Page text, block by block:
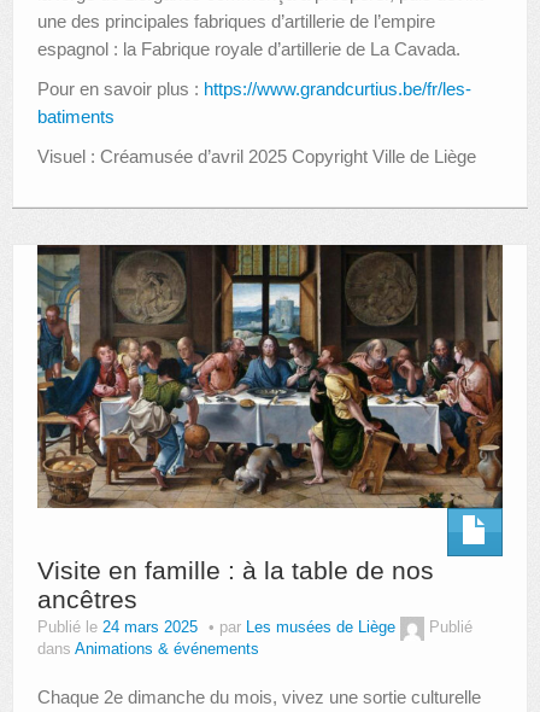
une des principales fabriques d’artillerie de l’empire
espagnol : la Fabrique royale d’artillerie de La Cavada.
Pour en savoir plus : https://www.grandcurtius.be/fr/les-
batiments
Visuel : Créamusée d’avril 2025 Copyright Ville de Liège
Visite en famille : à la table de nos
ancêtres
Publié le 24 mars 2025 par Les musées de Liège
Publié
dans Animations & événements
Chaque 2e dimanche du mois, vivez une sortie culturelle